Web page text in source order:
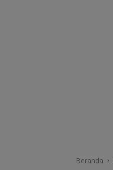
Beranda